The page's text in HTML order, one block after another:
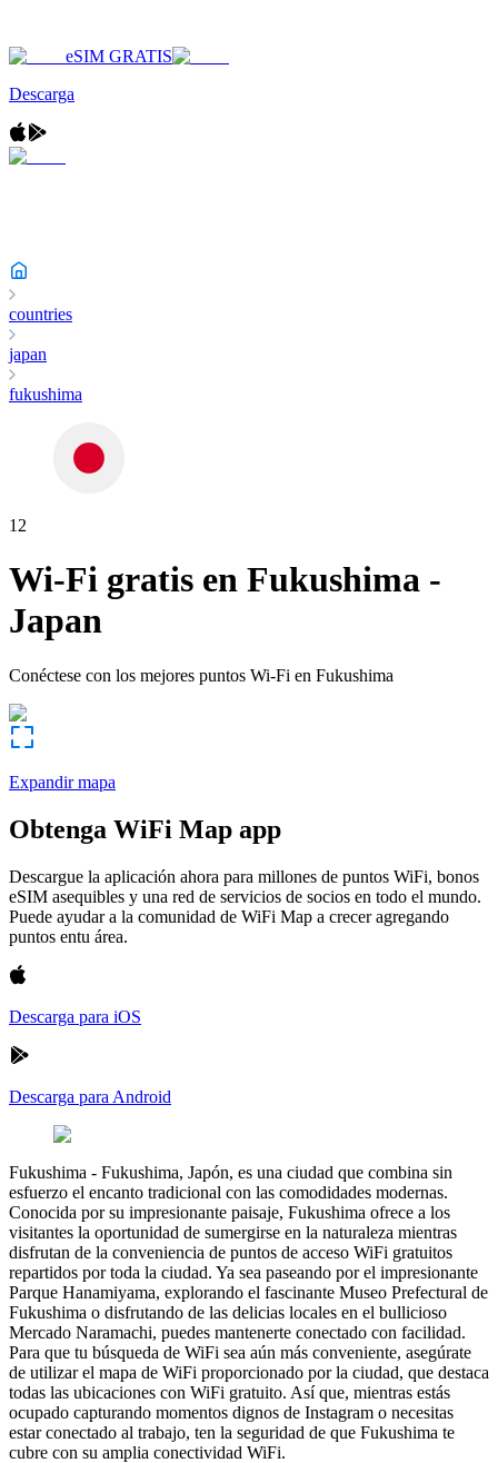
eSIM GRATIS
Descarga
countries
japan
fukushima
12
Wi-Fi gratis en Fukushima -
Japan
Conéctese con los mejores puntos Wi-Fi en Fukushima
Expandir mapa
Obtenga WiFi Map app
Descargue la aplicación ahora para millones de puntos WiFi, bonos
eSIM asequibles y una red de servicios de socios en todo el mundo.
Puede ayudar a la comunidad de WiFi Map a crecer agregando
puntos entu área.
Descarga para iOS
Descarga para Android
Fukushima - Fukushima, Japón, es una ciudad que combina sin
esfuerzo el encanto tradicional con las comodidades modernas.
Conocida por su impresionante paisaje, Fukushima ofrece a los
visitantes la oportunidad de sumergirse en la naturaleza mientras
disfrutan de la conveniencia de puntos de acceso WiFi gratuitos
repartidos por toda la ciudad. Ya sea paseando por el impresionante
Parque Hanamiyama, explorando el fascinante Museo Prefectural de
Fukushima o disfrutando de las delicias locales en el bullicioso
Mercado Naramachi, puedes mantenerte conectado con facilidad.
Para que tu búsqueda de WiFi sea aún más conveniente, asegúrate
de utilizar el mapa de WiFi proporcionado por la ciudad, que destaca
todas las ubicaciones con WiFi gratuito. Así que, mientras estás
ocupado capturando momentos dignos de Instagram o necesitas
estar conectado al trabajo, ten la seguridad de que Fukushima te
cubre con su amplia conectividad WiFi.